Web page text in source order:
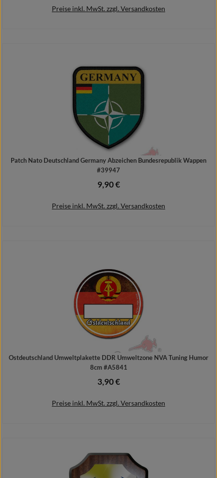
Preise inkl. MwSt. zzgl. Versandkosten
Patch Nato Deutschland Germany Abzeichen Bundesrepublik Wappen
#39947
Regulärer Preis:
9,90 €
Preise inkl. MwSt. zzgl. Versandkosten
Ostdeutschland Umweltplakette DDR Umweltzone NVA Tuning Humor
8cm #A5841
Regulärer Preis:
3,90 €
Preise inkl. MwSt. zzgl. Versandkosten
In den Warenkorb